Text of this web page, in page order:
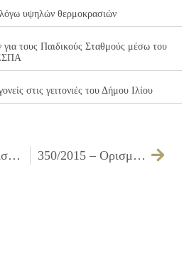
υψηλών θερμοκρασιών
τους Παιδικούς Σταθμούς μέσω του
στις γειτονιές του Δήμου Ιλίου
348/2015 – Έγκριση πίστωσης ποσού 6.539,06 € για καταβολή εφάπαξ αποζημίωσης λόγω συνταξιοδότησης τέως υπαλλήλου του Δήμου Ιλίου 350/2015 – Ορισμός υπολόγου εντάλματος προπληρωμής για δαπάνη πληρωμής ΚΤΕΟ για όχημα του Δήμου